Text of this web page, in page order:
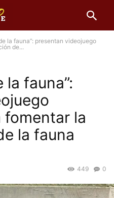
la fauna”: presentan videojuego
de...
la fauna”:
la
la fauna
0
449